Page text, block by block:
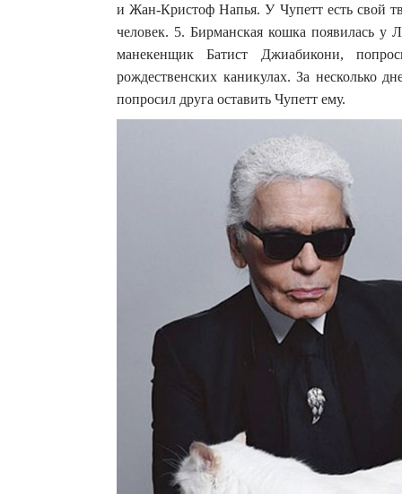
и Жан-Кристоф Напья. У Чупетт есть свой
человек. 5. Бирманская кошка появилась у
манекенщик Батист Джиабикони,
рождественских каникулах. За несколько
попросил друга оставить Чупетт ему.